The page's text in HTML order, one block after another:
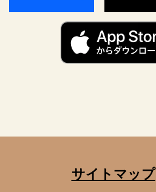
サイトマップ